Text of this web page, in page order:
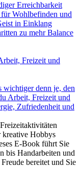
Erreichbarkeit
Wohlbefinden und
in Einklang
zu mehr Balance
Freizeit und
wichtiger denn je, den
Arbeit, Freizeit und
Zufriedenheit und
kreative Hobbys
E-Book führt Sie
bis Handarbeiten und
bereitet und Sie